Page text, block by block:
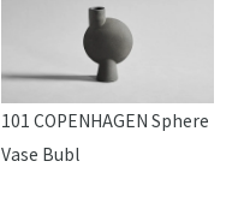
101 COPENHAGEN Sphere
Vase Bubl